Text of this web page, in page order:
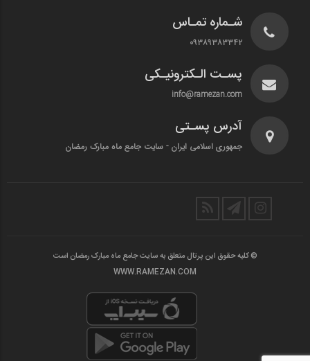
شـماره تمـاس
۰۹۳۸۹۳۸۳۳۴۲
پسـت الـکترونیـکی
info@ramezan.com
آدرس پسـتی
جمهوری اسلامی ایران - سایت جامع ماه مبارک رمضان
© کلیه حقوق این پرتال متعلق به سایت جامع ماه مبارک رمضان است
WWW.RAMEZAN.COM